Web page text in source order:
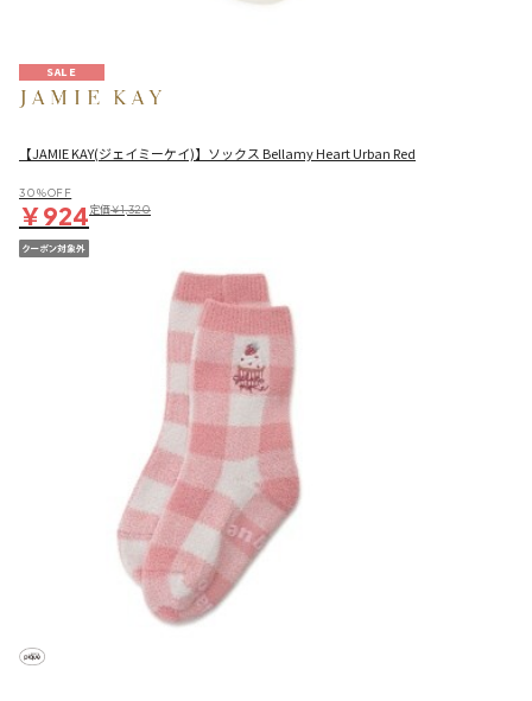
SALE
【JAMIE KAY(ジェイミーケイ)】ソックス Bellamy Heart Urban Red
30％OFF
￥924定価￥1,320